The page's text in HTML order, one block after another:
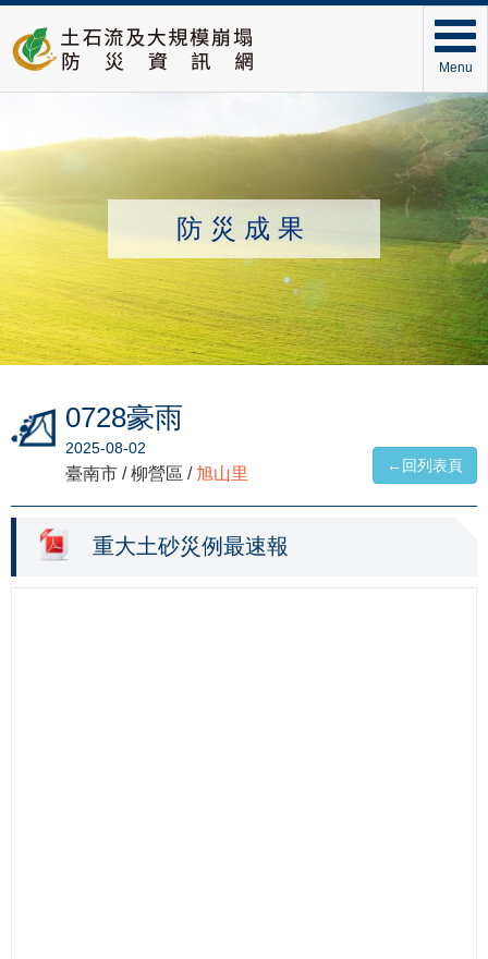
Menu
防災成果
0728豪雨
2025-08-02
臺南市 / 柳營區 / 旭山里 ←回列表頁
重大土砂災例最速報